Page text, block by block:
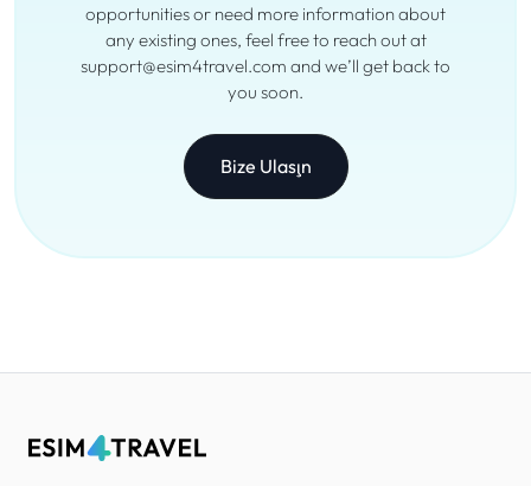
opportunities or need more information about
any existing ones, feel free to reach out at
support@esim4travel.com and we’ll get back to
you soon.
Bize Ulaşın